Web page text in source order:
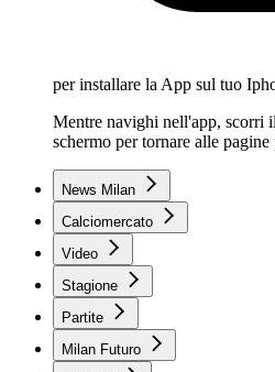
per installare la App sul tuo
Mentre navighi nell'app, scorri
schermo per tornare alle pagine
News Milan
Calciomercato
Video
Stagione
Partite
Milan Futuro